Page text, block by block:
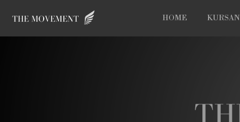
Hauptinhalt
springen
HOME